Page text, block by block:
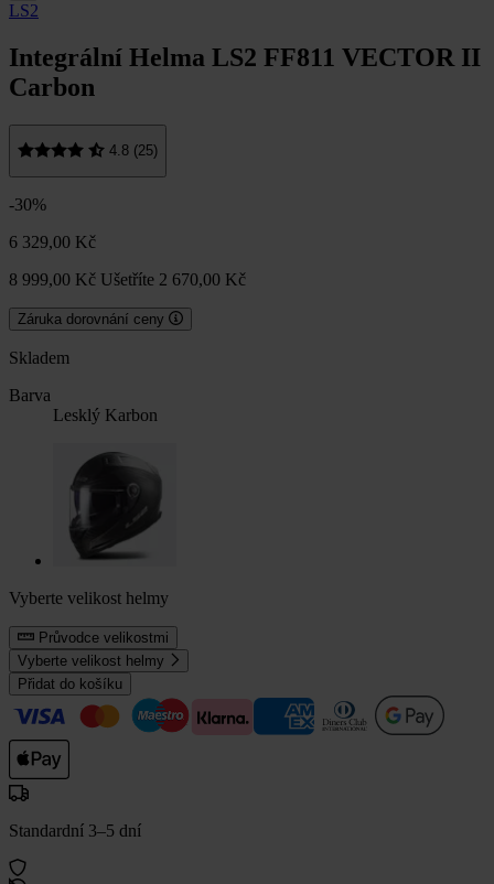
LS2
Integrální Helma LS2 FF811 VECTOR II
Carbon
4.8 (25)
-30%
6 329,00 Kč
8 999,00 Kč Ušetříte 2 670,00 Kč
Záruka dorovnání ceny
Skladem
Barva
Lesklý Karbon
Vyberte velikost helmy
Průvodce velikostmi
Vyberte velikost helmy
Přidat do košíku
Standardní 3–5 dní